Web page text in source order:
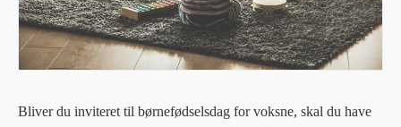
Bliver du inviteret til børnefødselsdag for voksne, skal du have